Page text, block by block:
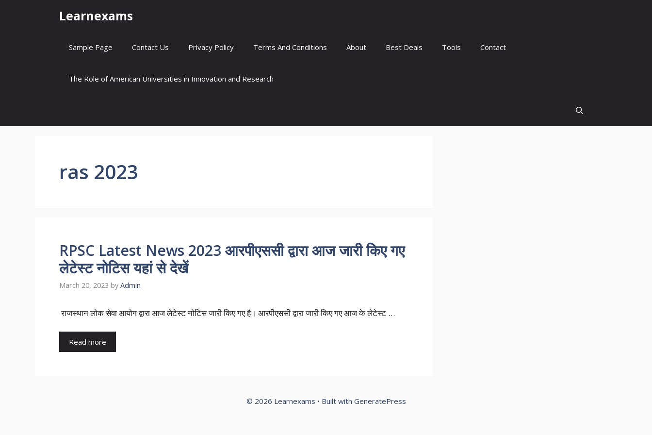
Learnexams
Sample Page Contact Us Privacy Policy Terms And Conditions About Best Deals Tools Contact
The Role of American Universities in Innovation and Research
ras 2023
RPSC Latest News 2023 आरपीएससी द्वारा आज जारी किए गए
लेटेस्ट नोटिस यहां से देखें
March 20, 2023 by Admin
राजस्थान लोक सेवा आयोग द्वारा आज लेटेस्ट नोटिस जारी किए गए है। आरपीएससी द्वारा जारी किए गए आज के लेटेस्ट …
Read more
© 2026 Learnexams • Built with GeneratePress